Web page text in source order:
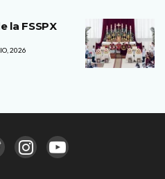
la FSSPX
2026